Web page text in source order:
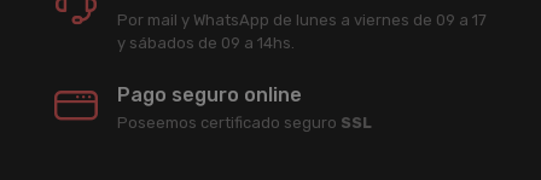
Por mail y WhatsApp de lunes a viernes de 09 a 17
y sábados de 09 a 14hs.
Pago seguro online
Poseemos certificado seguro SSL